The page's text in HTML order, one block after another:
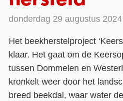
pagina
donderdag 29 augustus 2024
Het beekherstelproject
klaar. Het gaat om de
tussen Dommelen en
kronkelt weer door het
breed beekdal, waar water
Subsidies